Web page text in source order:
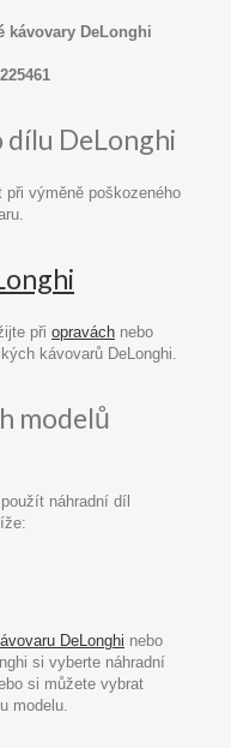
kávovary DeLonghi
dílu DeLonghi
při výměně poškozeného
při opravách nebo
kávovarů DeLonghi.
modelů
náhradní díl
DeLonghi nebo
si vyberte náhradní
si můžete vybrat
modelu.